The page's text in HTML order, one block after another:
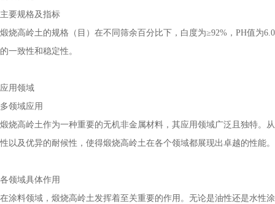
主要规格及指标
煅烧高岭土的规格（目）在不同筛余百分比下，白度为≥92%，PH值为
的一致性和稳定性。
应用领域
多领域应用
煅烧高岭土作为一种重要的无机非金属材料，其应用领域广泛且独特。
性以及优异的耐候性，使得煅烧高岭土在各个领域都展现出卓越的性能。
各领域具体作用
在涂料领域，煅烧高岭土发挥着至关重要的作用。无论是油性还是水性